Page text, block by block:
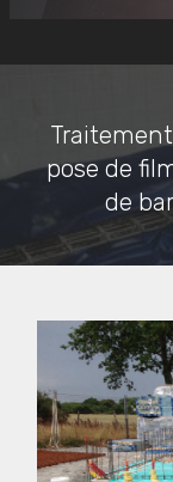
pose de
de